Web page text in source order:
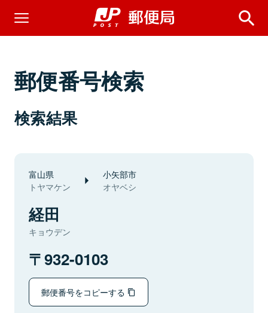
郵便番号検索
検索結果
富山県
トヤマケン
小矢部市
オヤベシ
経田
キョウデン
932-0103
郵便番号をコピーする